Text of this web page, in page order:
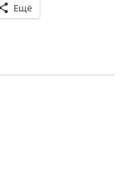
Ещё